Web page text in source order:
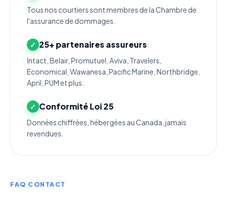
Tous nos courtiers sont membres de la Chambre de
l'assurance de dommages.
25+ partenaires assureurs
Intact, Belair, Promutuel, Aviva, Travelers,
Economical, Wawanesa, Pacific Marine, Northbridge,
April, PUM et plus.
Conformité Loi 25
Données chiffrées, hébergées au Canada, jamais
revendues.
FAQ CONTACT